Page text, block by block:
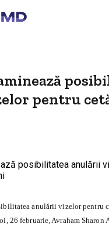
pentru
anulării vizelor pentru
26 februarie, Avraham Sharon